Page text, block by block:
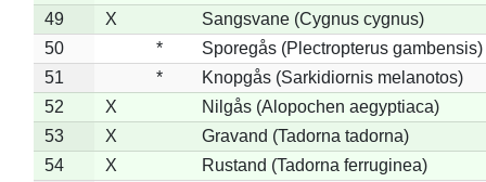
49
X
Sangsvane (Cygnus cygnus)
50
*
Sporegås (Plectropterus gambensis)
51
*
Knopgås (Sarkidiornis melanotos)
52
X
Nilgås (Alopochen aegyptiaca)
53
X
Gravand (Tadorna tadorna)
54
X
Rustand (Tadorna ferruginea)